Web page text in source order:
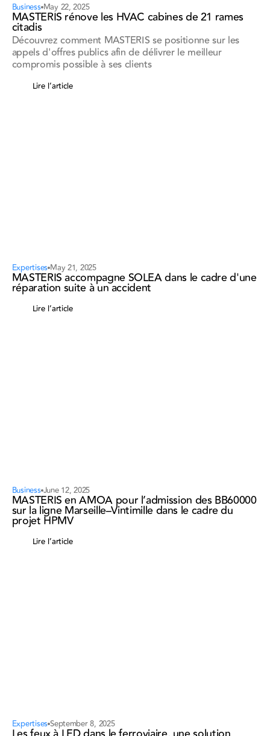
Business May 22, 2025
MASTERIS rénove les HVAC cabines de 21 rames
citadis
Découvrez comment MASTERIS se positionne sur les
appels d'offres publics afin de délivrer le meilleur
compromis possible à ses clients
Lire l’article
Expertises May 21, 2025
MASTERIS accompagne SOLEA dans le cadre d'une
réparation suite à un accident
Lire l’article
Business June 12, 2025
MASTERIS en AMOA pour l’admission des BB60000
sur la ligne Marseille–Vintimille dans le cadre du
projet HPMV
Lire l’article
Expertises September 8, 2025